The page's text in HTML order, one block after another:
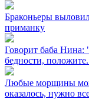
Браконьеры
приманку
Говорит баба Нина:
бедности,
Любые морщины
оказалось, нужно